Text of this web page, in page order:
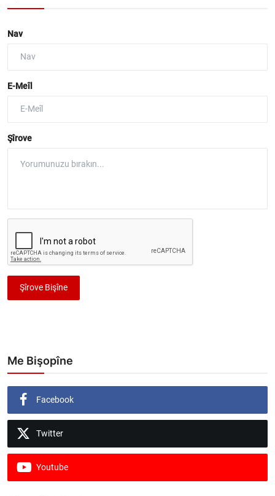
Nav
E-Meîl
Şîrove
Şîrove Bişîne
Me Bişopîne
Facebook
Twitter
Youtube